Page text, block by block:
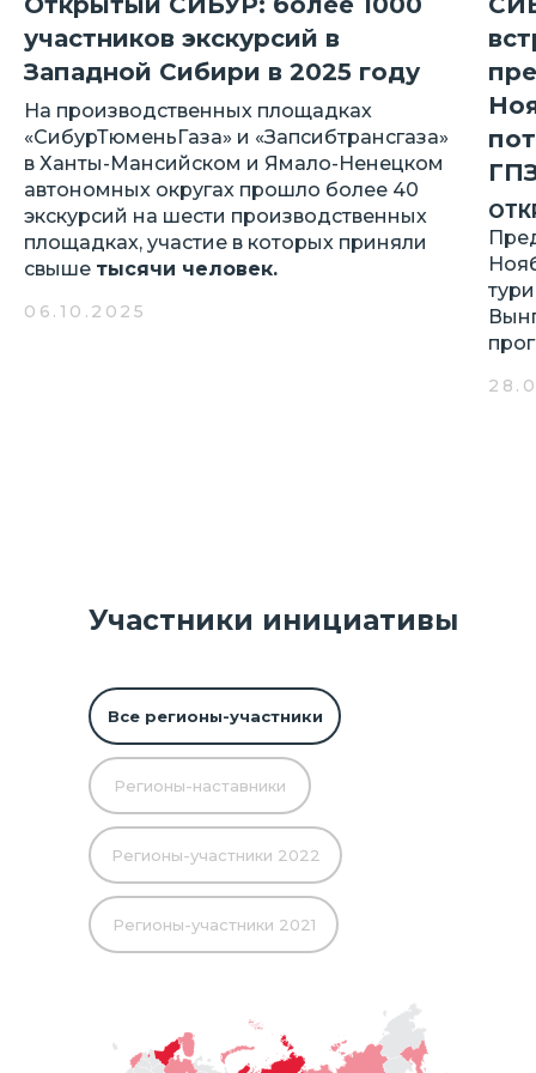
участников экскурсий в
Западной Сибири в 2025 году
На производственных площадках
«СибурТюменьГаза» и «Запсибтрансгаза»
в Ханты-Мансийском и Ямало-Ненецком
автономных округах прошло более 40
экскурсий на шести производственных
площадках, участие в которых приняли
свыше тысячи человек.
06.10.2025
Участники инициативы
Все регионы-участники
Регионы-наставники
Регионы-участники 2022
Регионы-участники 2021